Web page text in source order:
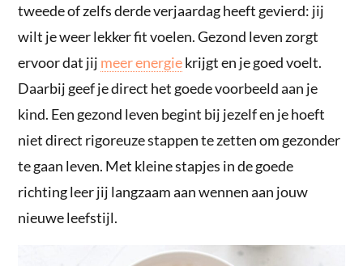
tweede of zelfs derde verjaardag heeft gevierd: jij
wilt je weer lekker fit voelen. Gezond leven zorgt
ervoor dat jij meer energiekrijgt en je goed voelt.
Daarbij geef je direct het goede voorbeeld aan je
kind. Een gezond leven begint bij jezelf en je hoeft
niet direct rigoreuze stappen te zetten om gezonder
te gaan leven. Met kleine stapjes in de goede
richting leer jij langzaam aan wennen aan jouw
nieuwe leefstijl.